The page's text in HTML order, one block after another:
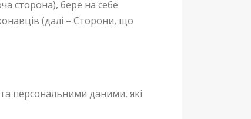
сторона), бере на себе
(далі – Сторони, що
персональними даними, які